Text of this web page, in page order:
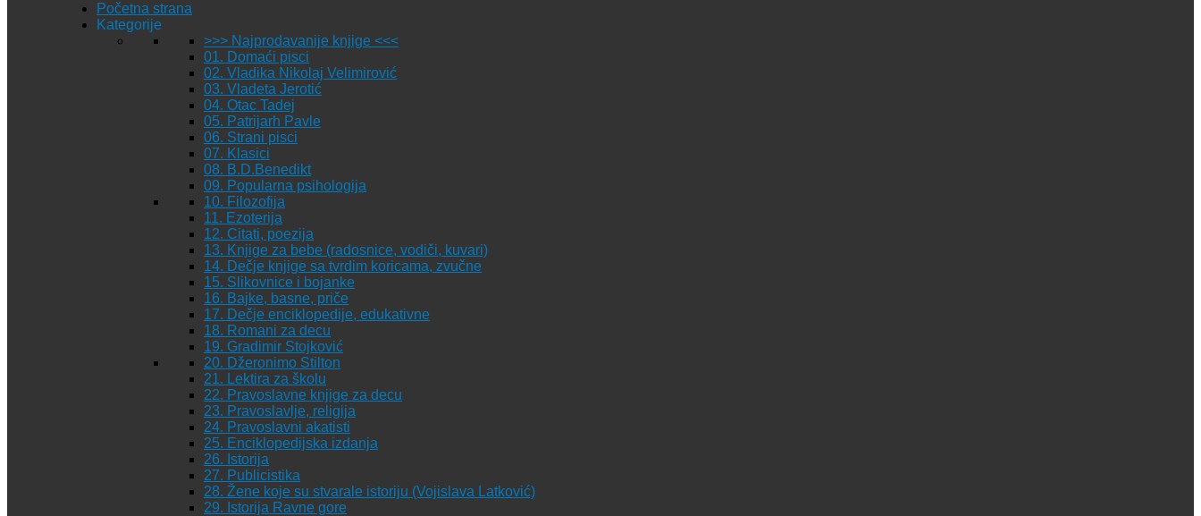
Početna strana
Kategorije
>>> Najprodavanije knjige <<<
01. Domaći pisci
02. Vladika Nikolaj Velimirović
03. Vladeta Jerotić
04. Otac Tadej
05. Patrijarh Pavle
06. Strani pisci
07. Klasici
08. B.D.Benedikt
09. Popularna psihologija
10. Filozofija
11. Ezoterija
12. Citati, poezija
13. Knjige za bebe (radosnice, vodiči, kuvari)
14. Dečje knjige sa tvrdim koricama, zvučne
15. Slikovnice i bojanke
16. Bajke, basne, priče
17. Dečje enciklopedije, edukativne
18. Romani za decu
19. Gradimir Stojković
20. Džeronimo Stilton
21. Lektira za školu
22. Pravoslavne knjige za decu
23. Pravoslavlje, religija
24. Pravoslavni akatisti
25. Enciklopedijska izdanja
26. Istorija
27. Publicistika
28. Žene koje su stvarale istoriju (Vojislava Latković)
29. Istorija Ravne gore